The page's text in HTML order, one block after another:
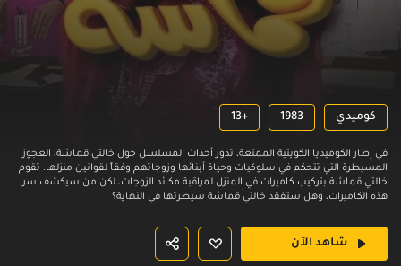
كوميدي 1983
13+
في إطار الكوميديا الكويتية الممتعة، تدور أحداث المسلسل حول خالتي قماشة، العجوز
المسيطرة التي تتحكم في سلوكيات وحياة أبنائها وزوجاتهم وفقاً لقوانين منزلها. تقوم
خالتي قماشة بتركيب كاميرات في المنزل لمراقبة مكائد الزوجات، لكن من سيكشف سر
هذه الكاميرات، وهل ستفقد خالتي قماشة سيطرتها في النهاية؟
شاهد الآن